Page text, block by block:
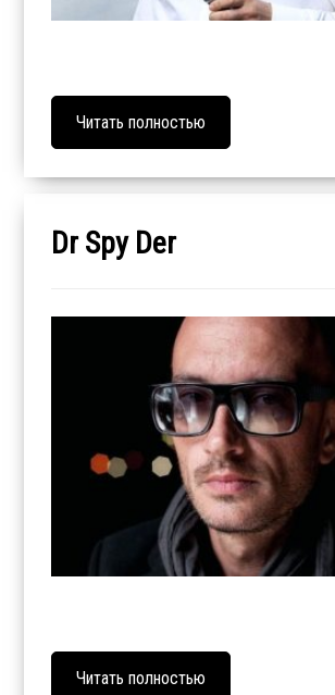
Читать полностью
Dr Spy Der
Читать полностью